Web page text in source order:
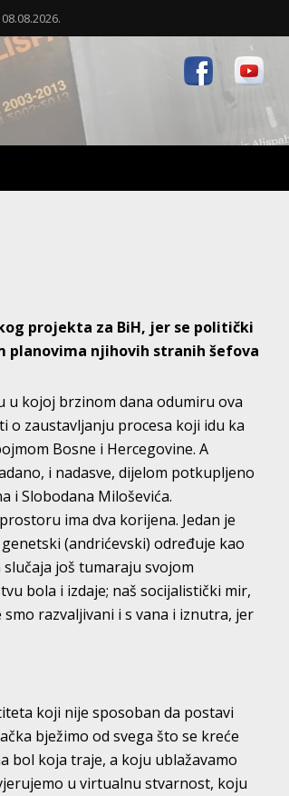
08.08.2026.
projekta za BiH, jer se politički
planovima njihovih stranih šefova
u kojoj brzinom dana odumiru ova
o zaustavljanju procesa koji idu ka
Bosne i Hercegovine. A
i nadasve, dijelom potkupljeno
i Slobodana Miloševića.
ima dva korijena. Jedan je
(andrićevski) određuje kao
još tumaraju svojom
bola i izdaje; naš socijalistički mir,
razvaljivani i s vana i iznutra, jer
koji nije sposoban da postavi
bježimo od svega što se kreće
bol koja traje, a koju ublažavamo
u virtualnu stvarnost, koju